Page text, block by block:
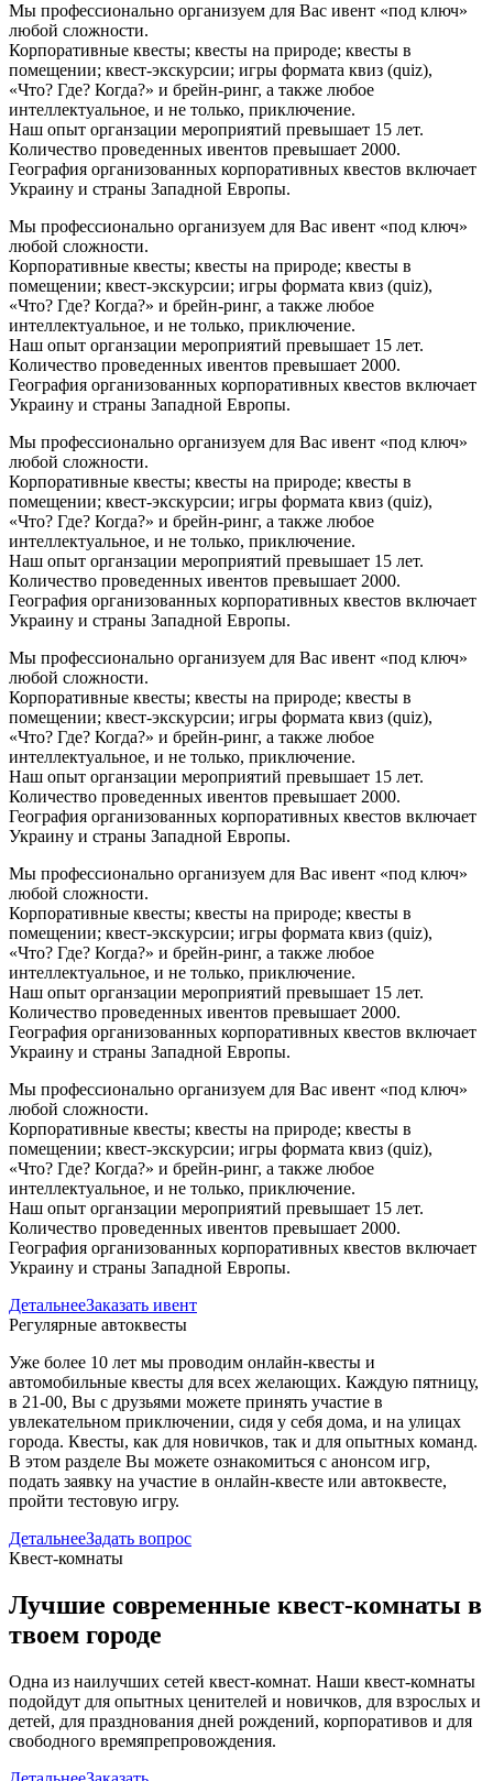
Мы профессионально организуем для Вас ивент «под ключ»
любой сложности.
Корпоративные квесты; квесты на природе; квесты в
помещении; квест-экскурсии; игры формата квиз (quiz),
«Что? Где? Когда?» и брейн-ринг, а также любое
интеллектуальное, и не только, приключение.
Наш опыт органзации мероприятий превышает 15 лет.
Количество проведенных ивентов превышает 2000.
География организованных корпоративных квестов включает
Украину и страны Западной Европы.
Мы профессионально организуем для Вас ивент «под ключ»
любой сложности.
Корпоративные квесты; квесты на природе; квесты в
помещении; квест-экскурсии; игры формата квиз (quiz),
«Что? Где? Когда?» и брейн-ринг, а также любое
интеллектуальное, и не только, приключение.
Наш опыт органзации мероприятий превышает 15 лет.
Количество проведенных ивентов превышает 2000.
География организованных корпоративных квестов включает
Украину и страны Западной Европы.
Мы профессионально организуем для Вас ивент «под ключ»
любой сложности.
Корпоративные квесты; квесты на природе; квесты в
помещении; квест-экскурсии; игры формата квиз (quiz),
«Что? Где? Когда?» и брейн-ринг, а также любое
интеллектуальное, и не только, приключение.
Наш опыт органзации мероприятий превышает 15 лет.
Количество проведенных ивентов превышает 2000.
География организованных корпоративных квестов включает
Украину и страны Западной Европы.
Мы профессионально организуем для Вас ивент «под ключ»
любой сложности.
Корпоративные квесты; квесты на природе; квесты в
помещении; квест-экскурсии; игры формата квиз (quiz),
«Что? Где? Когда?» и брейн-ринг, а также любое
интеллектуальное, и не только, приключение.
Наш опыт органзации мероприятий превышает 15 лет.
Количество проведенных ивентов превышает 2000.
География организованных корпоративных квестов включает
Украину и страны Западной Европы.
Мы профессионально организуем для Вас ивент «под ключ»
любой сложности.
Корпоративные квесты; квесты на природе; квесты в
помещении; квест-экскурсии; игры формата квиз (quiz),
«Что? Где? Когда?» и брейн-ринг, а также любое
интеллектуальное, и не только, приключение.
Наш опыт органзации мероприятий превышает 15 лет.
Количество проведенных ивентов превышает 2000.
География организованных корпоративных квестов включает
Украину и страны Западной Европы.
Мы профессионально организуем для Вас ивент «под ключ»
любой сложности.
Корпоративные квесты; квесты на природе; квесты в
помещении; квест-экскурсии; игры формата квиз (quiz),
«Что? Где? Когда?» и брейн-ринг, а также любое
интеллектуальное, и не только, приключение.
Наш опыт органзации мероприятий превышает 15 лет.
Количество проведенных ивентов превышает 2000.
География организованных корпоративных квестов включает
Украину и страны Западной Европы.
ДетальнееЗаказать ивент
Регулярные автоквесты
Уже более 10 лет мы проводим онлайн-квесты и
автомобильные квесты для всех желающих. Каждую пятницу,
в 21-00, Вы с друзьями можете принять участие в
увлекательном приключении, сидя у себя дома, и на улицах
города. Квесты, как для новичков, так и для опытных команд.
В этом разделе Вы можете ознакомиться с анонсом игр,
подать заявку на участие в онлайн-квесте или автоквесте,
пройти тестовую игру.
ДетальнееЗадать вопрос
Квест-комнаты
Лучшие современные квест-комнаты в
твоем городе
Одна из наилучших сетей квест-комнат. Наши квест-комнаты
подойдут для опытных ценителей и новичков, для взрослых и
детей, для празднования дней рождений, корпоративов и для
свободного времяпрепровождения.